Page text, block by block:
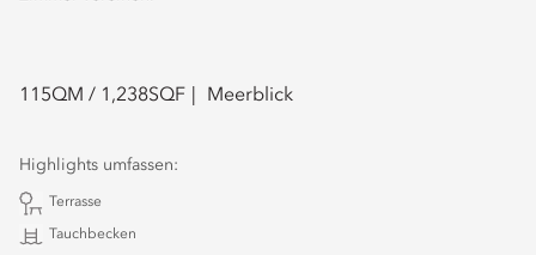
115QM / 1,238SQF Meerblick
Highlights umfassen:
Terrasse
Tauchbecken